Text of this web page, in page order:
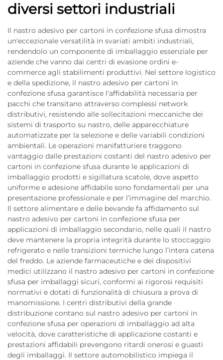
diversi settori industriali
Il nastro adesivo per cartoni in confezione sfusa dimostra
un'eccezionale versatilità in svariati ambiti industriali,
rendendolo un componente di imballaggio essenziale per
aziende che vanno dai centri di evasione ordini e-
commerce agli stabilimenti produttivi. Nel settore logistico
e della spedizione, il nastro adesivo per cartoni in
confezione sfusa garantisce l'affidabilità necessaria per
pacchi che transitano attraverso complessi network
distributivi, resistendo alle sollecitazioni meccaniche dei
sistemi di trasporto su nastro, delle apparecchiature
automatizzate per la selezione e delle variabili condizioni
ambientali. Le operazioni manifatturiere traggono
vantaggio dalle prestazioni costanti del nastro adesivo per
cartoni in confezione sfusa durante le applicazioni di
imballaggio prodotti e sigillatura scatole, dove aspetto
uniforme e adesione affidabile sono fondamentali per una
presentazione professionale e per l’immagine del marchio.
Il settore alimentare e delle bevande fa affidamento sul
nastro adesivo per cartoni in confezione sfusa per
applicazioni di imballaggio secondario, nelle quali il nastro
deve mantenere la propria integrità durante lo stoccaggio
refrigerato e nelle transizioni termiche lungo l’intera catena
del freddo. Le aziende farmaceutiche e dei dispositivi
medici utilizzano il nastro adesivo per cartoni in confezione
sfusa per imballaggi sicuri, conformi ai rigorosi requisiti
normativi e dotati di funzionalità di chiusura a prova di
manomissione. I centri distributivi della grande
distribuzione contano sul nastro adesivo per cartoni in
confezione sfusa per operazioni di imballaggio ad alta
velocità, dove caratteristiche di applicazione costanti e
prestazioni affidabili prevengono ritardi onerosi e guasti
degli imballaggi. Il settore automobilistico impiega il